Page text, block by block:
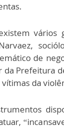
vários
de
da Prefeitura
da